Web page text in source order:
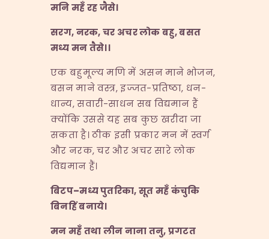
मनि महँ रह जैसे।
सरग,नरक,चर अचर लोक बहु,बसत
मध्य मन तैसे।।
एक बहुमूल्य मणि में असन माने भोजन,
बसन माने वस्त्र, इज्जत-प्रतिष्ठा, धन-
धान्य, सवारी-साधन सब विद्यमान हैं
क्योंकि उससे यह सब कुछ खरीदा जा
सकता है। ठीक इसी प्रकार मन में स्वर्ग
और नरक, चर और अचर सारे लोक
विद्यमान हैं।
बिटप–मध्य पुतरिका,सूत महँ कंचुकि
बिनहिं बनाये।
मन महँ तथा लीन नाना तनु,प्रगटत